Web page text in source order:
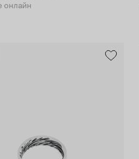
онлайн